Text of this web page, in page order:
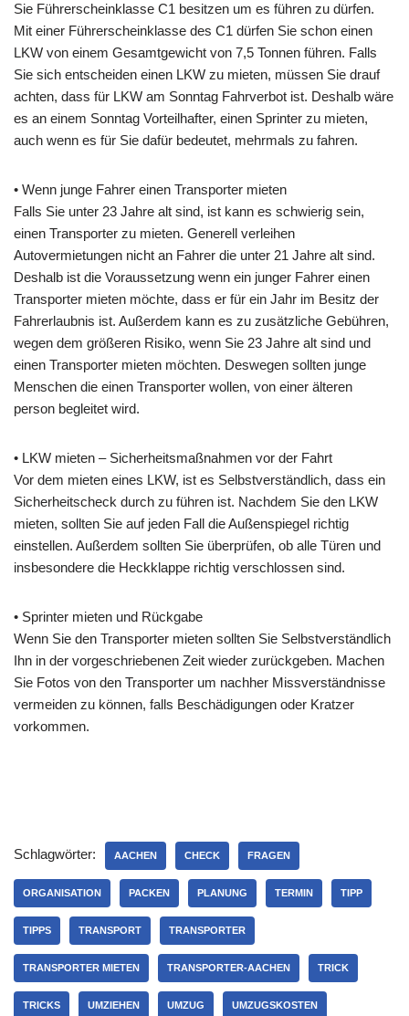
Sie Führerscheinklasse C1 besitzen um es führen zu dürfen.
Mit einer Führerscheinklasse des C1 dürfen Sie schon einen
LKW von einem Gesamtgewicht von 7,5 Tonnen führen. Falls
Sie sich entscheiden einen LKW zu mieten, müssen Sie drauf
achten, dass für LKW am Sonntag Fahrverbot ist. Deshalb wäre
es an einem Sonntag Vorteilhafter, einen Sprinter zu mieten,
auch wenn es für Sie dafür bedeutet, mehrmals zu fahren.
• Wenn junge Fahrer einen Transporter mieten
Falls Sie unter 23 Jahre alt sind, ist kann es schwierig sein,
einen Transporter zu mieten. Generell verleihen
Autovermietungen nicht an Fahrer die unter 21 Jahre alt sind.
Deshalb ist die Voraussetzung wenn ein junger Fahrer einen
Transporter mieten möchte, dass er für ein Jahr im Besitz der
Fahrerlaubnis ist. Außerdem kann es zu zusätzliche Gebühren,
wegen dem größeren Risiko, wenn Sie 23 Jahre alt sind und
einen Transporter mieten möchten. Deswegen sollten junge
Menschen die einen Transporter wollen, von einer älteren
person begleitet wird.
• LKW mieten – Sicherheitsmaßnahmen vor der Fahrt
Vor dem mieten eines LKW, ist es Selbstverständlich, dass ein
Sicherheitscheck durch zu führen ist. Nachdem Sie den LKW
mieten, sollten Sie auf jeden Fall die Außenspiegel richtig
einstellen. Außerdem sollten Sie überprüfen, ob alle Türen und
insbesondere die Heckklappe richtig verschlossen sind.
• Sprinter mieten und Rückgabe
Wenn Sie den Transporter mieten sollten Sie Selbstverständlich
Ihn in der vorgeschriebenen Zeit wieder zurückgeben. Machen
Sie Fotos von den Transporter um nachher Missverständnisse
vermeiden zu können, falls Beschädigungen oder Kratzer
vorkommen.
Schlagwörter: AACHEN CHECK FRAGEN
ORGANISATION PACKEN PLANUNG TERMIN TIPP
TIPPS TRANSPORT TRANSPORTER
TRANSPORTER MIETEN TRANSPORTER-AACHEN TRICK
TRICKS UMZIEHEN UMZUG UMZUGSKOSTEN